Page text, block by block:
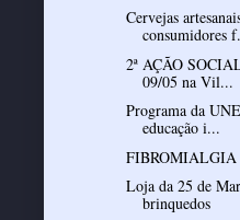
Cervejas
consumidores
2ª AÇÃO
09/05 na Vil...
Programa da
educação i...
Loja da 25 de
brinquedos